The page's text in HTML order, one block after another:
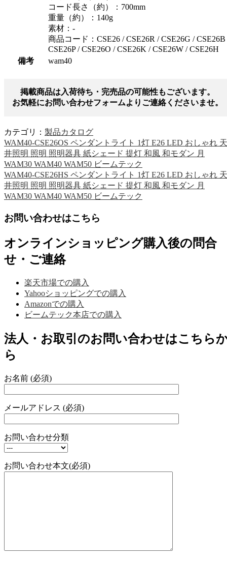
コード長さ（約）：700mm
重量（約）：140g
素材：-
商品コード：CSE26 / CSE26R / CSE26G / CSE26B
CSE26P / CSE26O / CSE26K / CSE26W / CSE26H
備考
wam40
掲載商品は入荷待ち・完売品の可能性もございます。
お気軽にお問い合わせフォームよりご連絡くださいませ。
カテゴリ： 製品カタログ
WAM40-CSE26OS ペンダントライト 1灯 E26 LED おしゃれ 天
井照明 照明 照明器具 紙シェード 提灯 和風 和モダン 月
WAM30 WAM40 WAM50 ビームテック
WAM40-CSE26HS ペンダントライト 1灯 E26 LED おしゃれ 天
井照明 照明 照明器具 紙シェード 提灯 和風 和モダン 月
WAM30 WAM40 WAM50 ビームテック
お問い合わせはこちら
オンラインショッピング購入後の問合
せ・ご連絡
楽天市場での購入
Yahooショッピングでの購入
Amazonでの購入
ビームテック本店での購入
法人・お取引のお問い合わせはこちら
ら
お名前 (必須)
メールアドレス (必須)
お問い合わせ分類
お問い合わせ本文(必須)